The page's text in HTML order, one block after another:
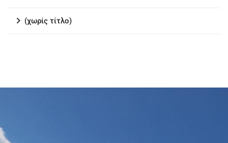
(χωρίς τίτλο)